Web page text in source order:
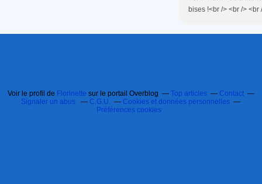
bises !<br /> <br /> <br
Voir le profil de Florinette sur le portail Overblog Top articles
Contact
Signaler un abus
C.G.U.
Cookies et données personnelles
Préférences cookies